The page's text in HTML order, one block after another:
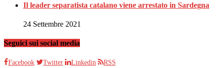
Il leader separatista catalano viene arrestato in Sardegna
24 Settembre 2021
Seguici sui social media
Facebook Twitter Linkedin RSS